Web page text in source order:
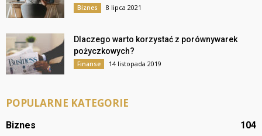
Biznes 8 lipca 2021
Dlaczego warto korzystać z porównywarek
pożyczkowych?
Finanse 14 listopada 2019
POPULARNE KATEGORIE
Biznes
104